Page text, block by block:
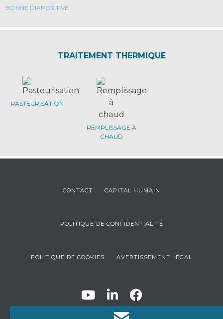
BONNE DIAPOSITIVE
TRAITEMENT THERMIQUE
PASTEURISATION
REMPLISSAGE À
CHAUD
CONTACT CAPITAL HUMAIN
POLITIQUE DE CONFIDENTIALITÉ
POLITIQUE DE COOKIES AVERTISSEMENT LÉGAL